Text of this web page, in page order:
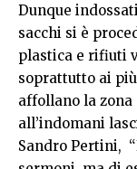
Dunque
sacchi si è
plastica e rifiuti
soprattutto ai
affollano la zona
all’indomani
Sandro Pertini,